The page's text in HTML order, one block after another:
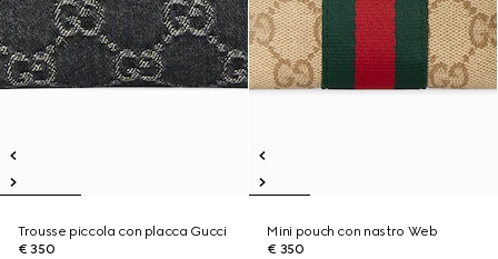
Trousse piccola con placca Gucci
€ 350
Mini pouch con nastro Web
€ 350